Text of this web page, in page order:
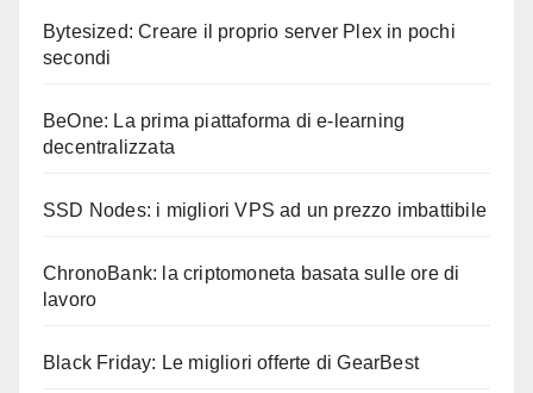
Bytesized: Creare il proprio server Plex in pochi
secondi
BeOne: La prima piattaforma di e-learning
decentralizzata
SSD Nodes: i migliori VPS ad un prezzo imbattibile
ChronoBank: la criptomoneta basata sulle ore di
lavoro
Black Friday: Le migliori offerte di GearBest